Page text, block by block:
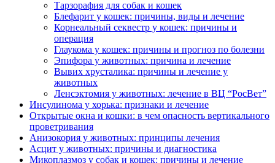
Тарзорафия для собак и кошек
Блефарит у кошек: причины, виды и лечение
Корнеальный секвестр у кошек: причины и
операция
Глаукома у кошек: причины и прогноз по болезни
Эпифора у животных: причина и лечение
Вывих хрусталика: причины и лечение у
животных
Ленсэктомия у животных: лечение в ВЦ “РосВет”
Инсулинома у хорька: признаки и лечение
Открытые окна и кошки: в чем опасность вертикального
проветривания
Анизокория у животных: принципы лечения
Асцит у животных: причины и диагностика
Микоплазмоз у собак и кошек: причины и лечение